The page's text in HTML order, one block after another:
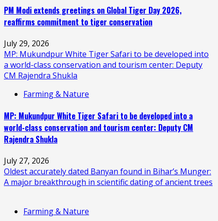
PM Modi extends greetings on Global Tiger Day 2026,
reaffirms commitment to tiger conservation
July 29, 2026
MP: Mukundpur White Tiger Safari to be developed into
a world-class conservation and tourism center: Deputy
CM Rajendra Shukla
Farming & Nature
MP: Mukundpur White Tiger Safari to be developed into a
world-class conservation and tourism center: Deputy CM
Rajendra Shukla
July 27, 2026
Oldest accurately dated Banyan found in Bihar’s Munger:
A major breakthrough in scientific dating of ancient trees
Farming & Nature